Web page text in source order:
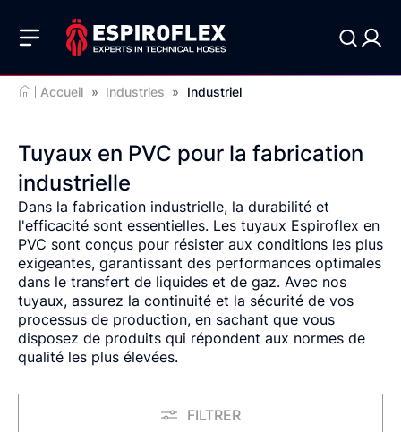
Accueil » Industries » Industriel
Tuyaux en PVC pour la fabrication
industrielle
Dans la fabrication industrielle, la durabilité et
l'efficacité sont essentielles. Les tuyaux Espiroflex en
PVC sont conçus pour résister aux conditions les plus
exigeantes, garantissant des performances optimales
dans le transfert de liquides et de gaz. Avec nos
tuyaux, assurez la continuité et la sécurité de vos
processus de production, en sachant que vous
disposez de produits qui répondent aux normes de
qualité les plus élevées.
FILTRER